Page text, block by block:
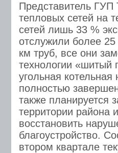
Представитель ГУП
тепловых сетей на
сетей лишь 33 %
отслужили более
км труб, все они
технологии «шитый
угольная
полностью
также планируется
территории района
восстановить
благоустройство.
втором квартале